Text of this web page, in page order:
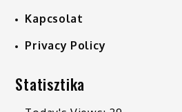
Kapcsolat
Privacy Policy
Statisztika